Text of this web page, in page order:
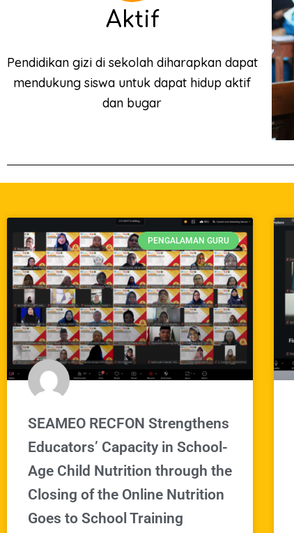
Aktif
Pendidikan gizi di sekolah diharapkan dapat
mendukung siswa untuk dapat hidup aktif
dan bugar
PENGALAMAN GURU
SEAMEO RECFON Strengthens
Educators’ Capacity in School-
Age Child Nutrition through the
Closing of the Online Nutrition
Goes to School Training